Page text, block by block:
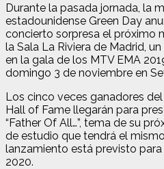
Durante la pasada jornada, la
estadounidense Green Day
concierto sorpresa el próximo
la Sala La Riviera de Madrid,
en la gala de los MTV EMA
domingo 3 de noviembre en
Los cinco veces ganadores
Hall of Fame llegarán para
“Father Of All…”, tema de su
de estudio que tendrá el
lanzamiento está previsto
2020.